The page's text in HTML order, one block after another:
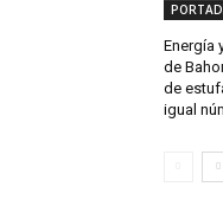
Energía
de
de
igual